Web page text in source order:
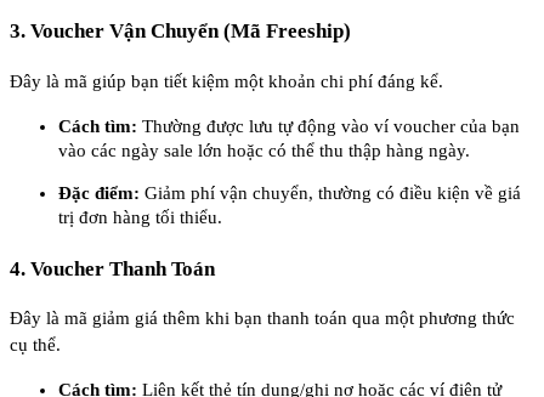
3. Voucher Vận Chuyển (Mã Freeship)
Đây là mã giúp bạn tiết kiệm một khoản chi phí đáng kể.
Cách tìm: Thường được lưu tự động vào ví voucher của bạn
vào các ngày sale lớn hoặc có thể thu thập hàng ngày.
Đặc điểm: Giảm phí vận chuyển, thường có điều kiện về giá
trị đơn hàng tối thiểu.
4. Voucher Thanh Toán
Đây là mã giảm giá thêm khi bạn thanh toán qua một phương thức
cụ thể.
Cách tìm: Liên kết thẻ tín dụng/ghi nợ hoặc các ví điện tử